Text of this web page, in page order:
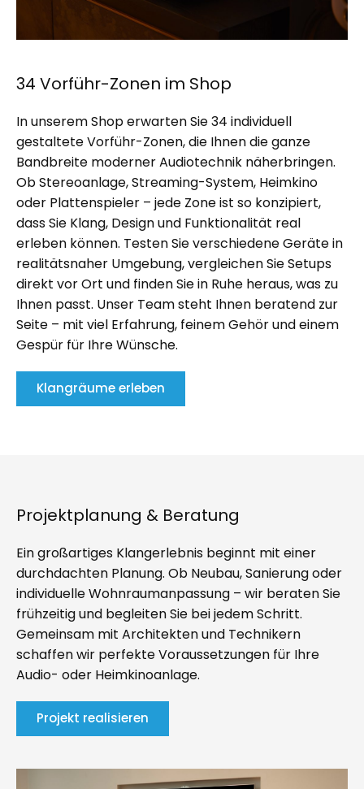
34 Vorführ-Zonen im Shop
In unserem Shop erwarten Sie 34 individuell
gestaltete Vorführ-Zonen, die Ihnen die ganze
Bandbreite moderner Audiotechnik näherbringen.
Ob Stereoanlage, Streaming-System, Heimkino
oder Plattenspieler – jede Zone ist so konzipiert,
dass Sie Klang, Design und Funktionalität real
erleben können. Testen Sie verschiedene Geräte in
realitätsnaher Umgebung, vergleichen Sie Setups
direkt vor Ort und finden Sie in Ruhe heraus, was zu
Ihnen passt. Unser Team steht Ihnen beratend zur
Seite – mit viel Erfahrung, feinem Gehör und einem
Gespür für Ihre Wünsche.
Klangräume erleben
Projektplanung & Beratung
Ein großartiges Klangerlebnis beginnt mit einer
durchdachten Planung. Ob Neubau, Sanierung oder
individuelle Wohnraumanpassung – wir beraten Sie
frühzeitig und begleiten Sie bei jedem Schritt.
Gemeinsam mit Architekten und Technikern
schaffen wir perfekte Voraussetzungen für Ihre
Audio- oder Heimkinoanlage.
Projekt realisieren